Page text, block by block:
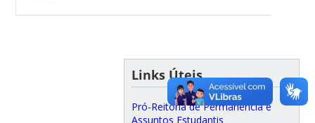
Links Úteis
Pró-Reitoria de Permanência e
Assuntos Estudantis